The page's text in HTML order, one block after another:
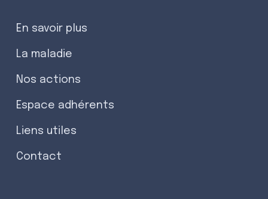
En savoir plus
La maladie
Nos actions
Espace adhérents
Liens utiles
Contact